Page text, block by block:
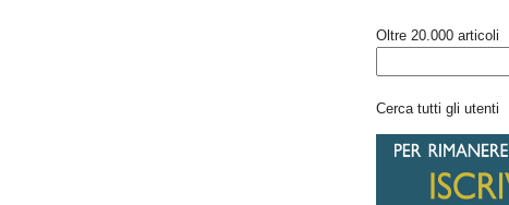
Oltre 20.000 articoli
Cerca tutti gli utenti